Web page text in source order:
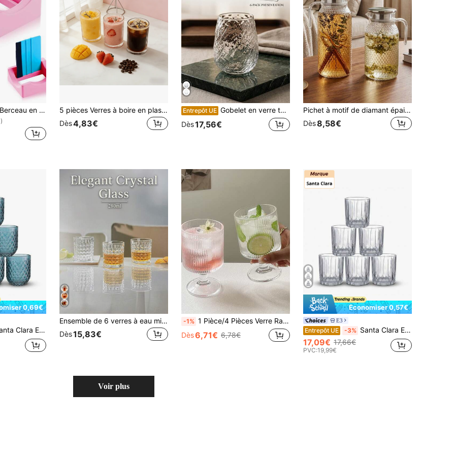
1 pièce 2 couleurs Berceau en silicone pour gobelets avec fente intégrée, support de gobelet pour l'application de décalcomanies vinyle sur les gobelets, petit support de gobelet avec raclette à bord en feutre pour les tasses et bouteilles
5 pièces Verres à boire en plastique transparent style origami nervuré, 9 oz, verrerie décorative d'art, élégant vintage, parfait pour bar, pâtisserie, glacier, pendaison de crémaillère, mariage, anniversaire, événement de fête, cocktail, whisky, soda, jus, café noir, latte, thé, bière, yaourt et plus
Dès4,83€
Entrepôt UE Gobelet en verre texturé, grande contenance, gobelet original pour la maison, gobelet à jus transparent ondulé, plusieurs modèles disponibles, 490/580/600 ml
Dès17,56€
Pichet à motif de diamant épais, couvercles scellés en bambou & métal en option, poignée ergonomique, bec anti-fuite, pichet à boisson multifonction pour infusion à froid, thé floral, eau infusée, réfrigérateur pour la maison, les fêtes, les pique-niques & le camping
Dès8,58€
0,69€
Clara Ensemble de verrerie
Ensemble de 6 verres à eau minimalistes en verre transparent, adaptés à un usage domestique, tasses à café, verres à jus, verres à whisky, verres à boissons texturés à bords droits, plusieurs tailles disponibles, verres pour table de fête.
Dès15,83€
-1% 1 Pièce/4 Pièces Verre Rayé Vertical Haut Pour Jus, Crème Glacée, Yaourt, Dessert Et Boisson
Dès6,71€ 6,78€
Économiser 0,57€
E3
Entrepôt UE -3% Santa Clara Ensemble de verrerie
17,09€ 17,66€
PVC:19,99€
Voir plus